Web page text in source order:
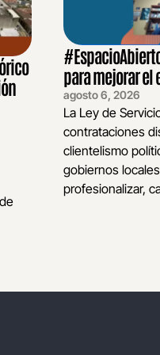
para mejorar
agosto 6, 2026
La Ley de
contrataciones
clientelismo
gobiernos
profesionalizar,